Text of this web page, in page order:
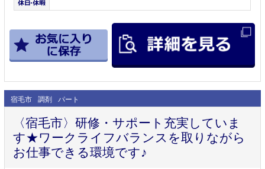
宿毛市 調剤 パート
〈宿毛市〉研修・サポート充実していま
す★ワークライフバランスを取りながら
お仕事できる環境です♪